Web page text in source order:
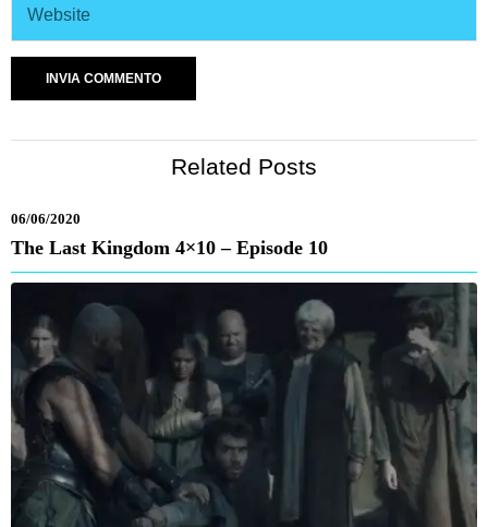
Related Posts
06/06/2020
The Last Kingdom 4×10 – Episode 10